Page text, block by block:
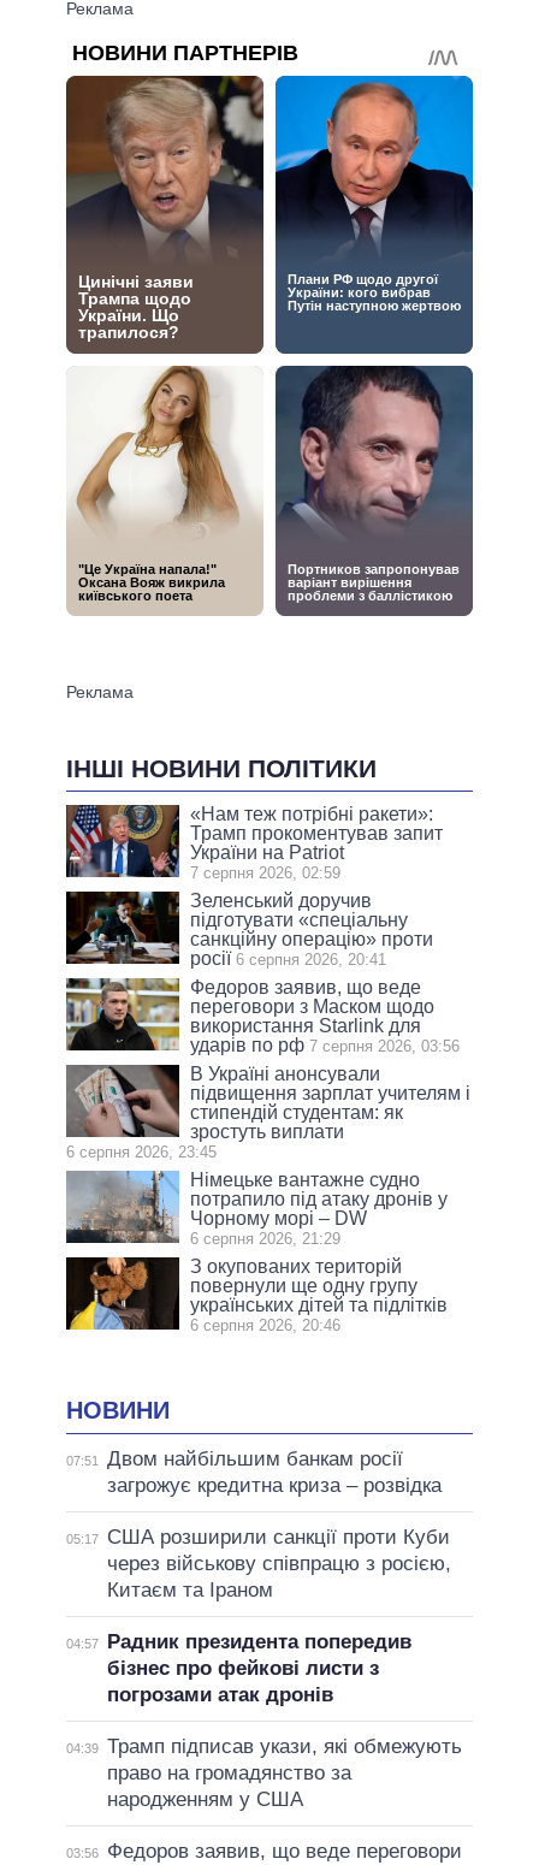
ІНШІ НОВИНИ ПОЛІТИКИ
«Нам теж потрібні ракети»:
Трамп прокоментував запит
України на Patriot
7 серпня 2026, 02:59
Зеленський доручив
підготувати «спеціальну
санкційну операцію» проти
росії 6 серпня 2026, 20:41
Федоров заявив, що веде
переговори з Маском щодо
використання Starlink для
ударів по рф 7 серпня 2026, 03:56
В Україні анонсували
підвищення зарплат учителям і
стипендій студентам: як
зростуть виплати
6 серпня 2026, 23:45
Німецьке вантажне судно
потрапило під атаку дронів у
Чорному морі – DW
6 серпня 2026, 21:29
З окупованих територій
повернули ще одну групу
українських дітей та підлітків
6 серпня 2026, 20:46
НОВИНИ
07:51 Двом найбільшим банкам росії
загрожує кредитна криза – розвідка
05:17
США розширили санкції проти Куби
через військову співпрацю з росією,
Китаєм та Іраном
04:57
Радник президента попередив
бізнес про фейкові листи з
погрозами атак дронів
04:39 Трамп підписав укази, які обмежують
право на громадянство за
народженням у США
03:56
Федоров заявив, що веде переговори